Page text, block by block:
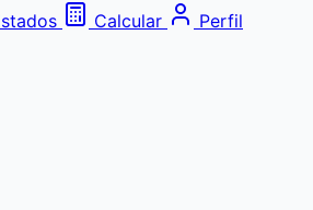
Calcular Perfil